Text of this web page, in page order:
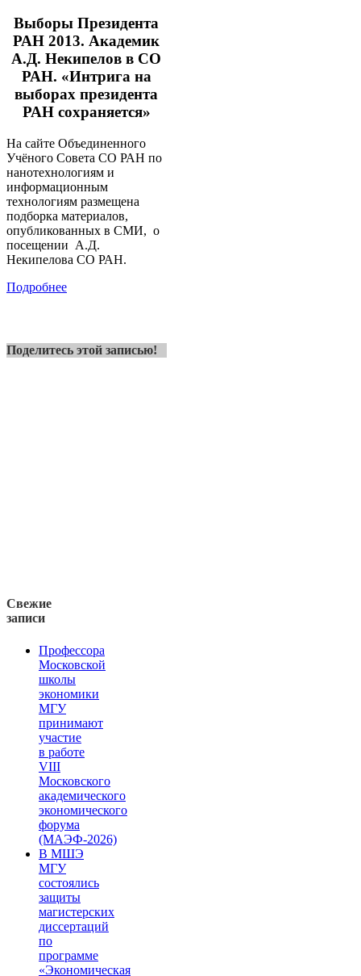
Выборы Президента
РАН 2013. Академик
А.Д. Некипелов в СО
РАН. «Интрига на
выборах президента
РАН сохраняется»
На сайте Объединенного
Учёного Совета СО РАН по
нанотехнологиям и
информационным
технологиям размещена
подборка материалов,
опубликованных в СМИ, о
посещении А.Д.
Некипелова СО РАН.
Подробнее
Поделитесь этой записью!
Свежие
записи
Профессора
Московской
школы
экономики
МГУ
принимают
участие
в работе
VIII
Московского
академического
экономического
форума
(МАЭФ-2026)
В МШЭ
МГУ
состоялись
защиты
магистерских
диссертаций
по
программе
«Экономическая